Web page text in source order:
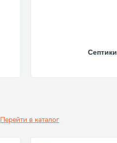
Септики
Перейти в каталог